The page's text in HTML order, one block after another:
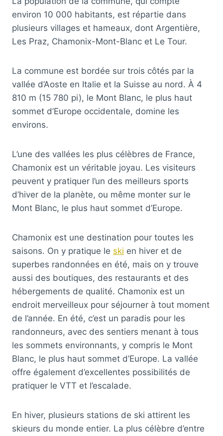
environ 10 000 habitants, est répartie dans
plusieurs villages et hameaux, dont Argentière,
Les Praz, Chamonix-Mont-Blanc et Le Tour.
La commune est bordée sur trois côtés par la
vallée d’Aoste en Italie et la Suisse au nord. À 4
810 m (15 780 pi), le Mont Blanc, le plus haut
sommet d’Europe occidentale, domine les
environs.
L’une des vallées les plus célèbres de France,
Chamonix est un véritable joyau. Les visiteurs
peuvent y pratiquer l’un des meilleurs sports
d’hiver de la planète, ou même monter sur le
Mont Blanc, le plus haut sommet d’Europe.
Chamonix est une destination pour toutes les
saisons. On y pratique le ski en hiver et de
superbes randonnées en été, mais on y trouve
aussi des boutiques, des restaurants et des
hébergements de qualité. Chamonix est un
endroit merveilleux pour séjourner à tout moment
de l’année. En été, c’est un paradis pour les
randonneurs, avec des sentiers menant à tous
les sommets environnants, y compris le Mont
Blanc, le plus haut sommet d’Europe. La vallée
offre également d’excellentes possibilités de
pratiquer le VTT et l’escalade.
En hiver, plusieurs stations de ski attirent les
skieurs du monde entier. La plus célèbre d’entre